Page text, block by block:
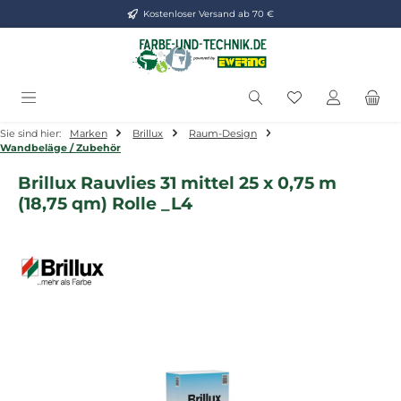
Zum Hauptinhalt springenKostenloser Versand ab 70 €
Du hast 0
Sie sind hier: Marken Brillux
Raum-Design
Wandbeläge / Zubehör
Brillux Rauvlies 31 mittel 25 x 0,75 m
(18,75 qm) Rolle _L4